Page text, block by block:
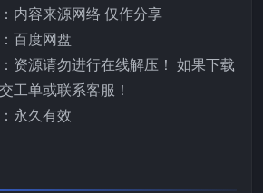
内容来源网络 仅作分享
百度网盘
资源请勿进行在线解压！ 如果下载
工单或联系客服！
永久有效